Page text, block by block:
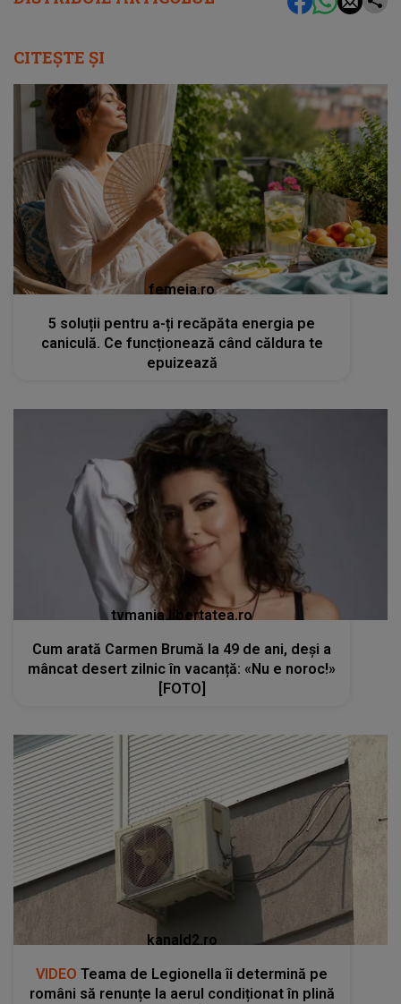
CITEȘTE ȘI
femeia.ro
5 soluții pentru a-ți recăpăta energia pe
caniculă. Ce funcționează când căldura te
epuizează
tvmania.libertatea.ro
Cum arată Carmen Brumă la 49 de ani, deși a
mâncat desert zilnic în vacanță: «Nu e noroc!»
[FOTO]
kanald2.ro
VIDEO Teama de Legionella îi determină pe
români să renunțe la aerul condiționat în plină